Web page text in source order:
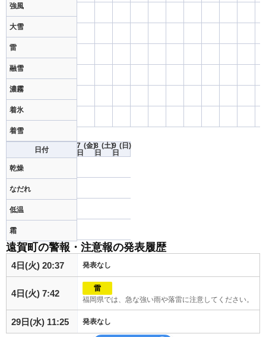
強風
大雪
雷
融雪
濃霧
着氷
着雪
日付
乾燥
なだれ
低温
霜
7
日
(金)8
日
(土)9
日
(日)
遠賀町の警報・注意報の発表履歴
4日(火) 20:37 発表なし
4日(火) 7:42
雷
福岡県では、急な強い雨や落雷に注意してください。
29日(水) 11:25 発表なし